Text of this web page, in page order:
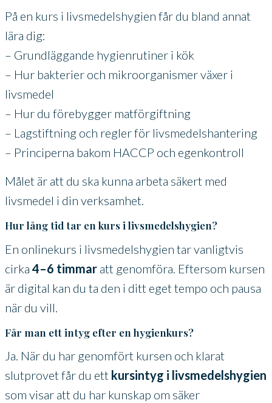
På en kurs i livsmedelshygien får du bland annat
lära dig:
– Grundläggande hygienrutiner i kök
– Hur bakterier och mikroorganismer växer i
livsmedel
– Hur du förebygger matförgiftning
– Lagstiftning och regler för livsmedelshantering
– Principerna bakom HACCP och egenkontroll
Målet är att du ska kunna arbeta säkert med
livsmedel i din verksamhet.
Hur lång tid tar en kurs i livsmedelshygien?
En onlinekurs i livsmedelshygien tar vanligtvis
cirka 4–6 timmar att genomföra. Eftersom kursen
är digital kan du ta den i ditt eget tempo och pausa
när du vill.
Får man ett intyg efter en hygienkurs?
Ja. När du har genomfört kursen och klarat
slutprovet får du ett kursintyg i livsmedelshygien
som visar att du har kunskap om säker